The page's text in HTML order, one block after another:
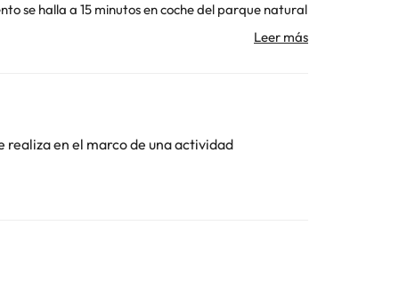
se halla a 15 minutos en coche del parque natural
en el marco de una actividad